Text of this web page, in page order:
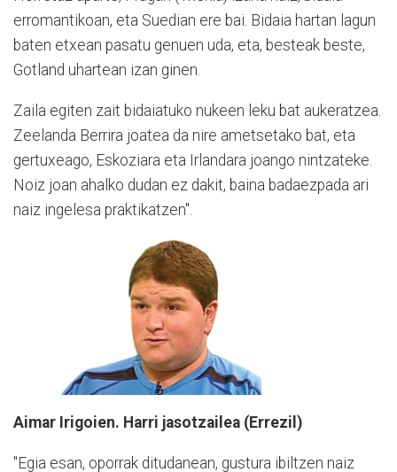
erromantikoan, eta Suedian ere bai. Bidaia hartan lagun
baten etxean pasatu genuen uda, eta, besteak beste,
Gotland uhartean izan ginen.
Zaila egiten zait bidaiatuko nukeen leku bat aukeratzea.
Zeelanda Berrira joatea da nire ametsetako bat, eta
gertuxeago, Eskoziara eta Irlandara joango nintzateke.
Noiz joan ahalko dudan ez dakit, baina badaezpada ari
naiz ingelesa praktikatzen".
Aimar Irigoien. Harri jasotzailea (Errezil)
"Egia esan, oporrak ditudanean, gustura ibiltzen naiz